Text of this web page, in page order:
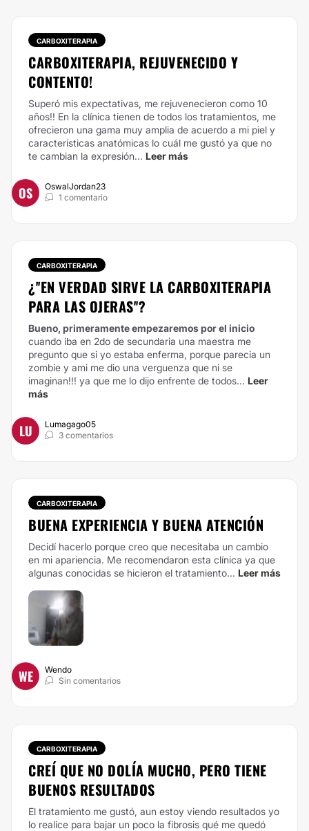
CARBOXITERAPIA
CARBOXITERAPIA, REJUVENECIDO Y
CONTENTO!
Superó mis expectativas, me rejuvenecieron como 10
años!! En la clínica tienen de todos los tratamientos, me
ofrecieron una gama muy amplia de acuerdo a mi piel y
características anatómicas lo cuál me gustó ya que no
te cambian la expresión... Leer más
OS
OswalJordan23
1 comentario
CARBOXITERAPIA
¿''EN VERDAD SIRVE LA CARBOXITERAPIA
PARA LAS OJERAS''?
Bueno, primeramente empezaremos por el inicio
cuando iba en 2do de secundaria una maestra me
pregunto que si yo estaba enferma, porque parecia un
zombie y ami me dio una verguenza que ni se
imaginan!!! ya que me lo dijo enfrente de todos... Leer
más
LU
Lumagago05
3 comentarios
CARBOXITERAPIA
BUENA EXPERIENCIA Y BUENA ATENCIÓN
Decidí hacerlo porque creo que necesitaba un cambio
en mi apariencia. Me recomendaron esta clínica ya que
algunas conocidas se hicieron el tratamiento... Leer más
WE
Wendo
Sin comentarios
CARBOXITERAPIA
CREÍ QUE NO DOLÍA MUCHO, PERO TIENE
BUENOS RESULTADOS
El tratamiento me gustó, aun estoy viendo resultados yo
lo realice para bajar un poco la fibrosis qué me quedó